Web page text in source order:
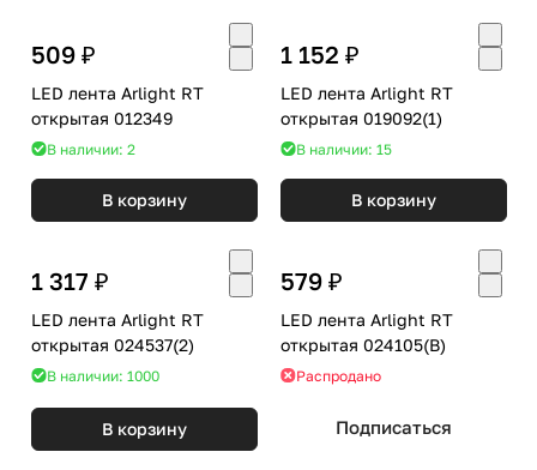
509 ₽
LED лента Arlight RT
открытая 012349
В наличии: 2
В корзину
1 152 ₽
LED лента Arlight RT
открытая 019092(1)
В наличии: 15
В корзину
1 317 ₽
LED лента Arlight RT
открытая 024537(2)
В наличии: 1000
В корзину
579 ₽
LED лента Arlight RT
открытая 024105(B)
Распродано
Подписаться